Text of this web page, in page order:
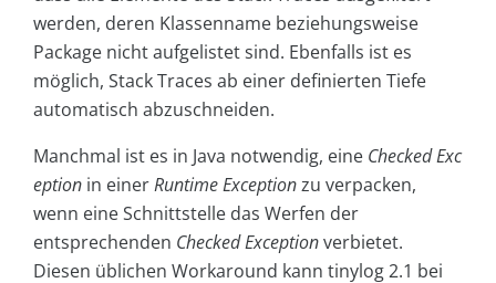
werden, deren Klassenname beziehungsweise
Package nicht aufgelistet sind. Ebenfalls ist es
möglich, Stack Traces ab einer definierten Tiefe
automatisch abzuschneiden.
Manchmal ist es in Java notwendig, eine Checked Exc
eption in einerRuntime Exceptionzu verpacken,
wenn eine Schnittstelle das Werfen der
entsprechenden Checked Exceptionverbietet.
Diesen üblichen Workaround kann tinylog 2.1 bei